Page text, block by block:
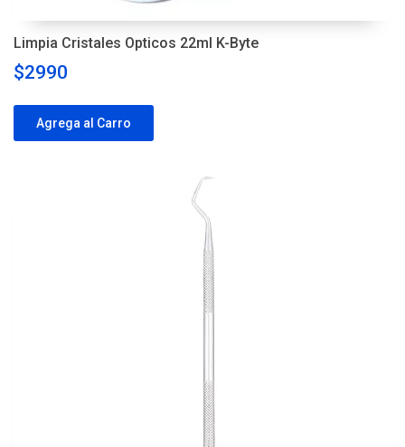
Limpia Cristales Opticos 22ml K-Byte
$2990
Agrega al Carro